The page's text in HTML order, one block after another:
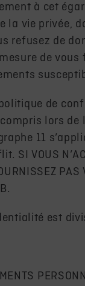
à cet
la vie privée,
refusez de
de
de
lors de
11
VOUS
est